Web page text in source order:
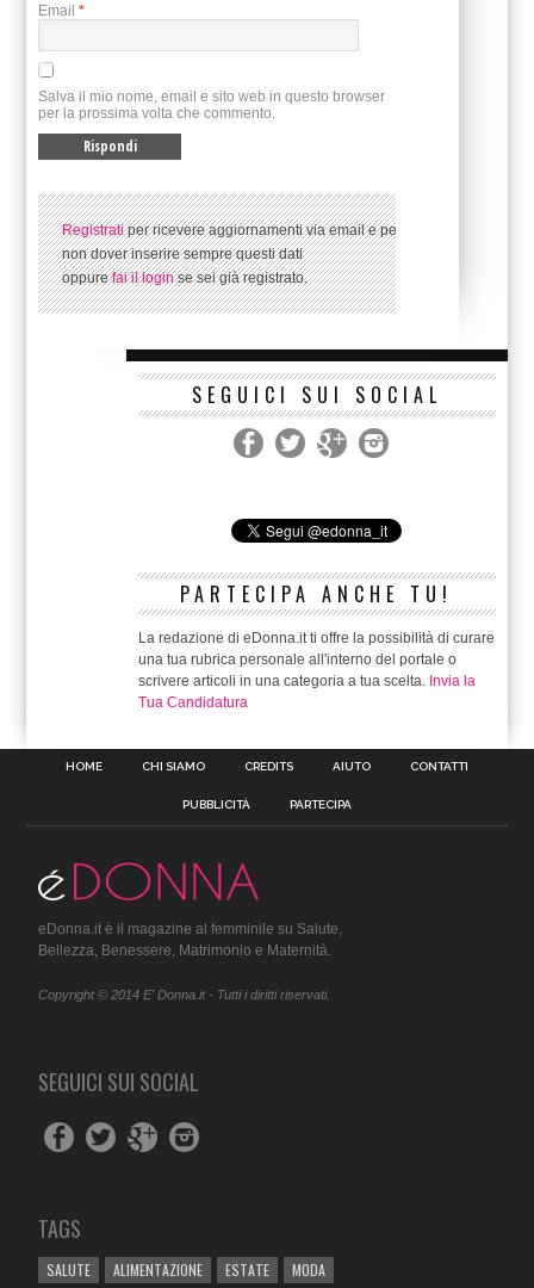
Email *
Salva il mio nome, email e sito web in questo browser
per la prossima volta che commento.
Registratiper ricevere aggiornamenti via email e per
non dover inserire sempre questi dati
oppurefai il loginse sei già registrato.
SEGUICI SUI SOCIAL
PARTECIPA ANCHE TU!
La redazione di eDonna.it ti offre la possibilità di curare
una tua rubrica personale all'interno del portale o
scrivere articoli in una categoria a tua scelta. Invia la
Tua Candidatura
HOME CHI SIAMO CREDITS AIUTO CONTATTI
PUBBLICITÀ PARTECIPA
eDonna.it è il magazine al femminile su Salute,
Bellezza, Benessere, Matrimonio e Maternità.
Copyright © 2014 E' Donna.it - Tutti i diritti riservati.
SEGUICI SUI SOCIAL
TAGS
SALUTE ALIMENTAZIONE ESTATE MODA